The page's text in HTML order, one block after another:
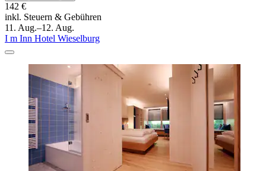
142 €
inkl. Steuern & Gebühren
11. Aug.–12. Aug.
I m Inn Hotel Wieselburg